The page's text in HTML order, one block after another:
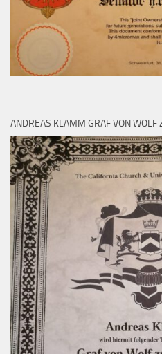
ANDREAS KLAMM GRAF VON WOLF